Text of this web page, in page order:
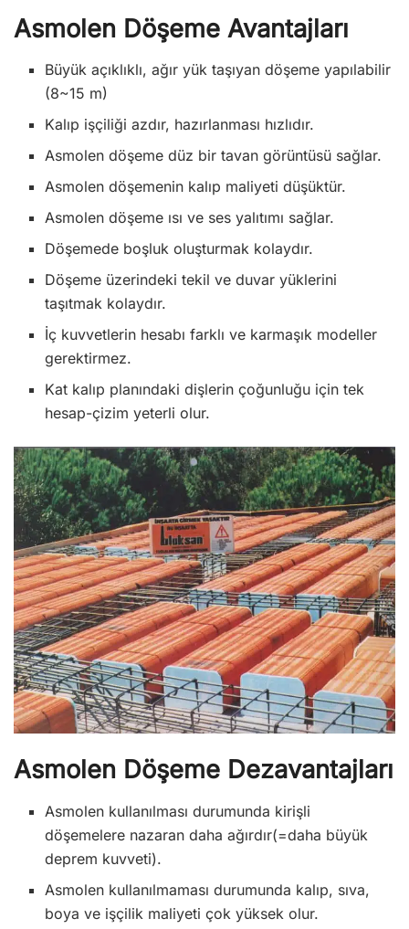
Asmolen Döşeme Avantajları
Büyük açıklıklı, ağır yük taşıyan döşeme yapılabilir
(8~15 m)
Kalıp işçiliği azdır, hazırlanması hızlıdır.
Asmolen döşeme düz bir tavan görüntüsü sağlar.
Asmolen döşemenin kalıp maliyeti düşüktür.
Asmolen döşeme ısı ve ses yalıtımı sağlar.
Döşemede boşluk oluşturmak kolaydır.
Döşeme üzerindeki tekil ve duvar yüklerini
taşıtmak kolaydır.
İç kuvvetlerin hesabı farklı ve karmaşık modeller
gerektirmez.
Kat kalıp planındaki dişlerin çoğunluğu için tek
hesap-çizim yeterli olur.
Asmolen Döşeme Dezavantajları
Asmolen kullanılması durumunda kirişli
döşemelere nazaran daha ağırdır(=daha büyük
deprem kuvveti).
Asmolen kullanılmaması durumunda kalıp, sıva,
boya ve işçilik maliyeti çok yüksek olur.